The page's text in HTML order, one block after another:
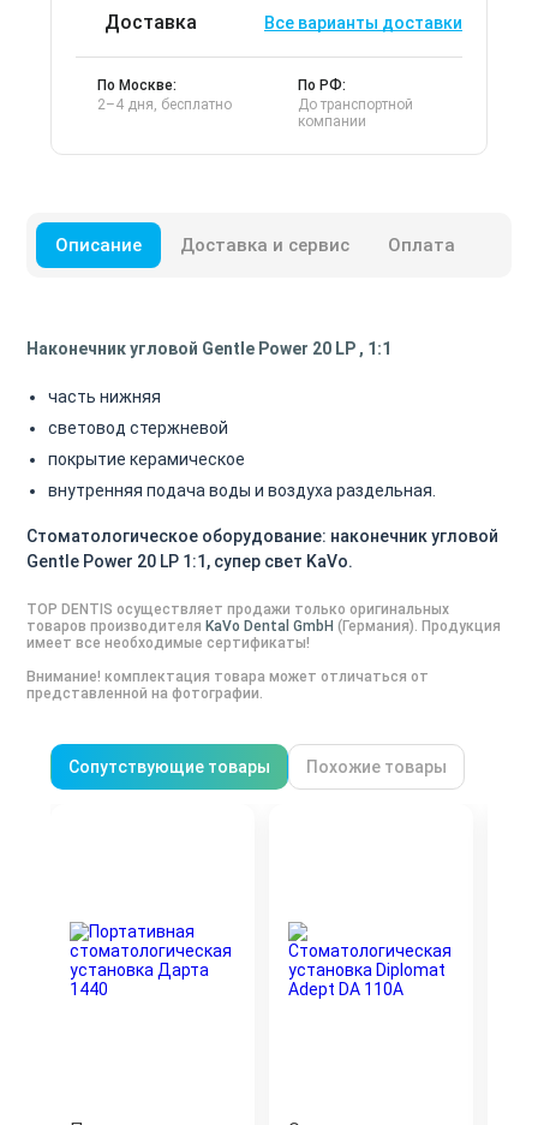
Доставка Все варианты доставки
По Москве:
2–4 дня, бесплатно
По РФ:
До транспортной
компании
Описание Доставка и сервис Оплата
Наконечник угловой Gentle Power 20 LP , 1:1
часть нижняя
световод стержневой
покрытие керамическое
внутренняя подача воды и воздуха раздельная.
Стоматологическое оборудование: наконечник угловой
Gentle Power 20 LP 1:1, супер свет KaVo.
TOP DENTIS осуществляет продажи только оригинальных
товаров производителя KaVo Dental GmbH (Германия). Продукция
имеет все необходимые сертификаты!
Внимание! комплектация товара может отличаться от
представленной на фотографии.
Сопутствующие товары Похожие товары